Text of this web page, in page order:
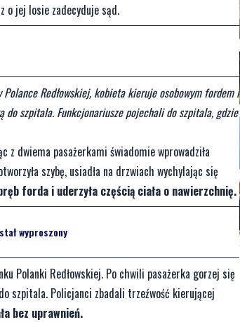
o jej losie zadecyduje sąd.
Redłowskiej, kobieta kieruje osobowym fordem i
do szpitala. Funkcjonariusze pojechali do szpitala, gdzie
dwiema pasażerkami świadomie wprowadziła
szybę, usiadła na drzwiach wychylając się
forda i uderzyła częścią ciała o nawierzchnię.
wyproszony
Polanki Redłowskiej. Po chwili pasażerka gorzej się
szpitala. Policjanci zbadali trzeźwość kierującej
bez uprawnień.